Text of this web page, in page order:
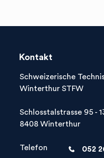
Kontakt
Schweizerische
Winterthur STFW
Schlosstalstrasse 95 -
8408 Winterthur
Telefon phone
052